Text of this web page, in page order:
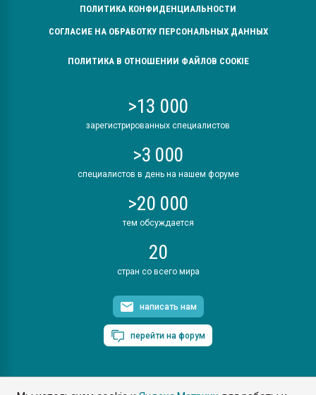
ПОЛИТИКА КОНФИДЕНЦИАЛЬНОСТИ
СОГЛАСИЕ НА ОБРАБОТКУ ПЕРСОНАЛЬНЫХ ДАННЫХ
ПОЛИТИКА В ОТНОШЕНИИ ФАЙЛОВ COOKIE
>13 000
зарегистрированных специалистов
>3 000
специалистов в день на нашем форуме
>20 000
тем обсуждается
20
стран со всего мира
написать нам
перейти на форум